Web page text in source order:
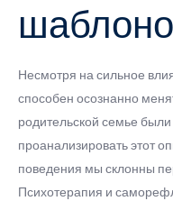
Несмотря на сильное
способен осознанно
родительской семье
проанализировать этот
поведения мы склонны
Психотерапия и